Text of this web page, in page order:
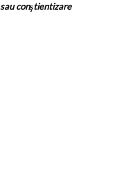
conştientizare